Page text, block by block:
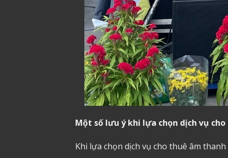
Một số lưu ý khi lựa chọn dịch vụ
Khi lựa chọn dịch vụ cho thuê âm